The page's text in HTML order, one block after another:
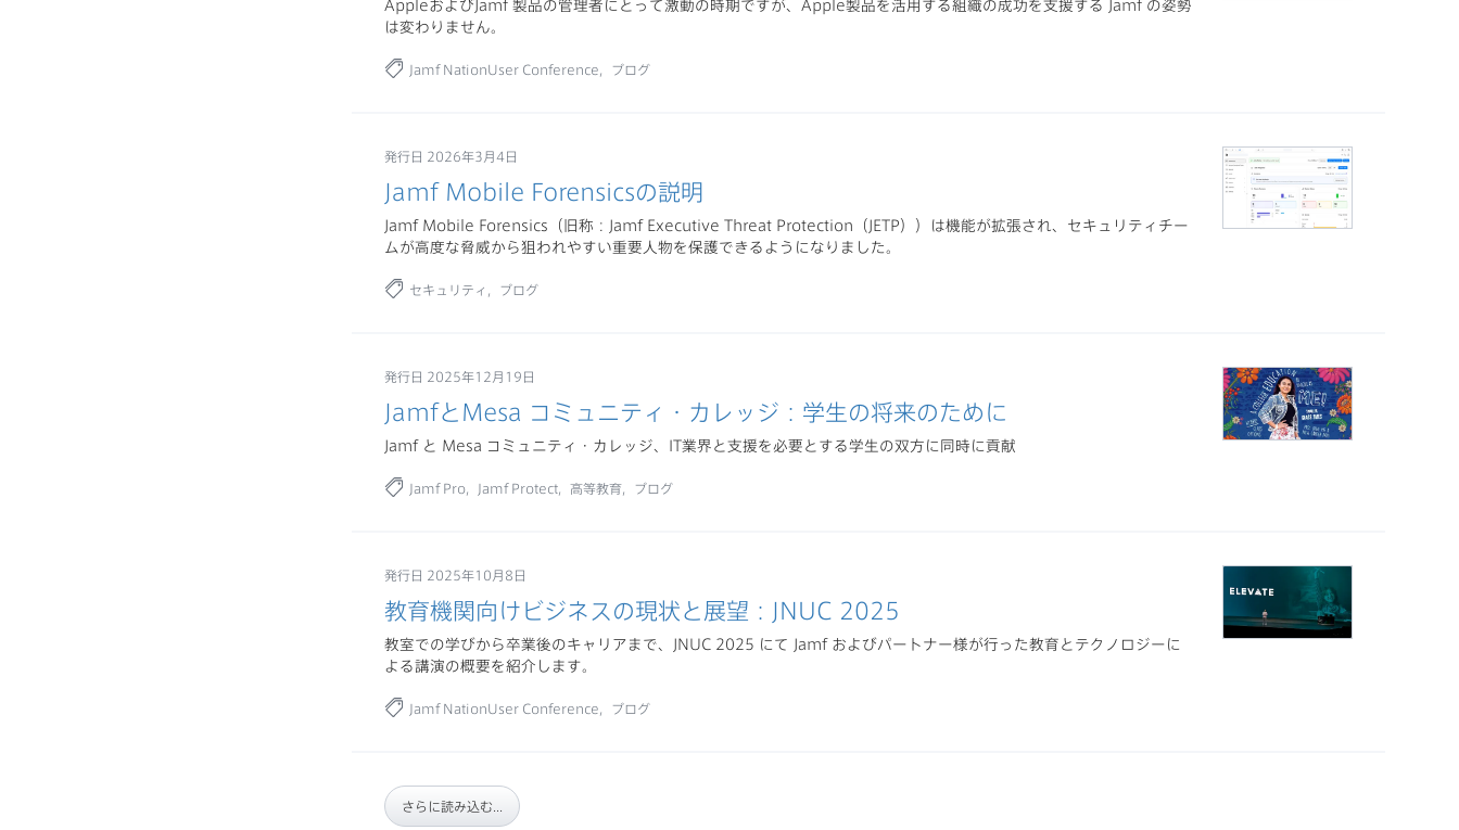
AppleおよびJamf 製品の管理者にとって激動の時期ですが、Apple製品を活用する組織の成功を支援する Jamf の姿勢
は変わりません。
Jamf NationUser Conference ブログ
発行日 2026年3月4日
Jamf Mobile Forensicsの説明
Jamf Mobile Forensics（旧称：Jamf Executive Threat Protection（JETP））は機能が拡張され、セキュリティチー
ムが高度な脅威から狙われやすい重要人物を保護できるようになりました。
セキュリティ ブログ
発行日 2025年12月19日
JamfとMesa コミュニティ・カレッジ：学生の将来のために
Jamf と Mesa コミュニティ・カレッジ、IT業界と支援を必要とする学生の双方に同時に貢献
Jamf Pro Jamf Protect 高等教育 ブログ
発行日 2025年10月8日
教育機関向けビジネスの現状と展望：JNUC 2025
教室での学びから卒業後のキャリアまで、JNUC 2025 にて Jamf およびパートナー様が行った教育とテクノロジーに
よる講演の概要を紹介します。
Jamf NationUser Conference ブログ
さらに読み込む...